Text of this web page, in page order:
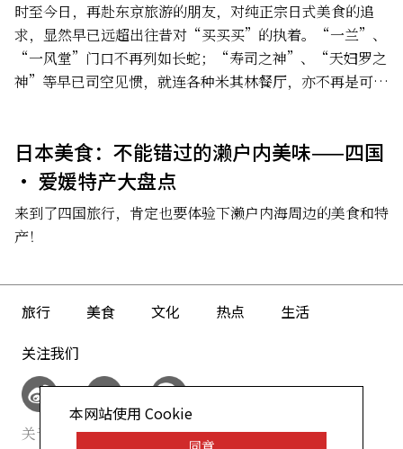
时至今日，再赴东京旅游的朋友，对纯正宗日式美食的追
求，显然早已远超出往昔对“买买买”的执着。“一兰”、
“一风堂”门口不再列如长蛇；“寿司之神”、“天妇罗之
神”等早已司空见惯，就连各种米其林餐厅，亦不再是可望
日本美食：不能错过的濑户内美味——四国
· 爱媛特产大盘点
来到了四国旅行，肯定也要体验下濑户内海周边的美食和特
产！
旅行 美食 文化 热点
生活
关注我们
关于我们 网站政策
本网站使用 Cookie